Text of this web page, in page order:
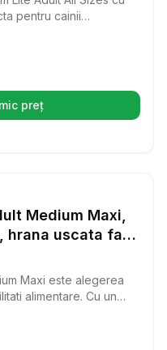
pentru cainii
hrana le va oferi
preț
deschide într-o filă nouă)
Hrana Uscata Caini
Medium Maxi,
hrana uscata fara
Maxi este alegerea
alimentare. Cu un
si gustoasa